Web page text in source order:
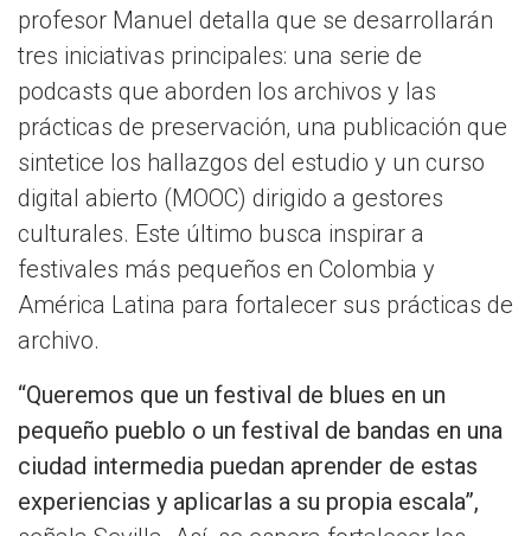
profesor Manuel detalla que se desarrollarán
tres iniciativas principales: una serie de
podcasts que aborden los archivos y las
prácticas de preservación, una publicación que
sintetice los hallazgos del estudio y un curso
digital abierto (MOOC) dirigido a gestores
culturales. Este último busca inspirar a
festivales más pequeños en Colombia y
América Latina para fortalecer sus prácticas de
archivo.
“Queremos que un festival de blues en un
pequeño pueblo o un festival de bandas en una
ciudad intermedia puedan aprender de estas
experiencias y aplicarlas a su propia escala”,